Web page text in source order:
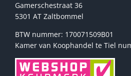
Gamerschestraat 36
5301 AT Zaltbommel
BTW nummer: 170071509B01
Kamer van Koophandel te Tiel